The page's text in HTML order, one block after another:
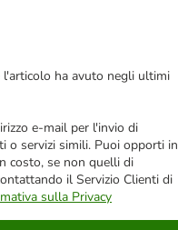
l'articolo ha avuto negli ultimi
e-mail per l'invio di
o servizi simili. Puoi opporti in
costo, se non quelli di
il Servizio Clienti di
sulla Privacy